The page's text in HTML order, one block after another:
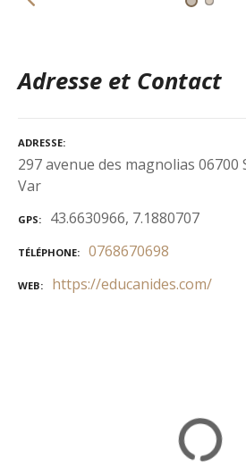
Adresse et Contact
ADRESSE
297 avenue des magnolias
Var
GPS 43.6630966, 7.1880707
TÉLÉPHONE 0768670698
WEB https://educanides.com/